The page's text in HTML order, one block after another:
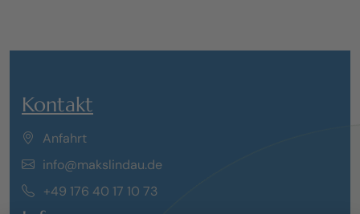
Kontakt
Anfahrt
info@makslindau.de
+49 176 40 17 10 73